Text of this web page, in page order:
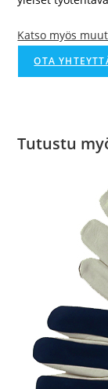
Katso myös
OTA
Tutustu